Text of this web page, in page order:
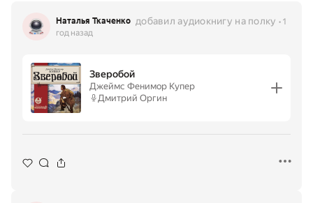
Наталья Ткаченко добавил аудиокнигу на полку
1
год назад
Зверобой
Джеймс Фенимор Купер
Дмитрий Оргин